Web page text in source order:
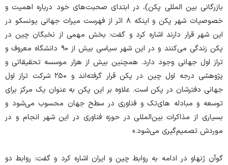
بازرگانی بین المللی پکن)، در ابتدای صحبت‌های خود درباره اهمیت و
خصوصیات شهر پکن و اینکه ۸ اثر از فهرست میراث جهانی یونسکو در
این شهر قرار دارند اشاره کرد و گفت: بخش مهمی از نخبگان چین در
پکن زندگی ‌می‌کنند و در این شهر سیاسی بیش از ۹۰ دانشگاه معروف و
تراز اول جهانی وجود دارد. همچنین بیش از هزار موسسه تحقیقاتی و
پژوهشی درجه اول چین در پکن قرار گرفته‌اند و ۲۵۰ شرکت تراز اول
جهانی دفترشان در پکن است. علاوه بر این پکن به عنوان یک مرکز برای
توسعه و مبادله های‌تک و فناوری در سطح جهان محسوب ‌می‌شود و
بسیاری از مذاکرات بین‌المللی در حوزه فناوری در این شهر انجام و در
موردش تصمیم‌گیری ‌می‌شود.»
گوآن ژنهاو در ادامه به روابط چین و ایران اشاره کرد و گفت: روابط دو